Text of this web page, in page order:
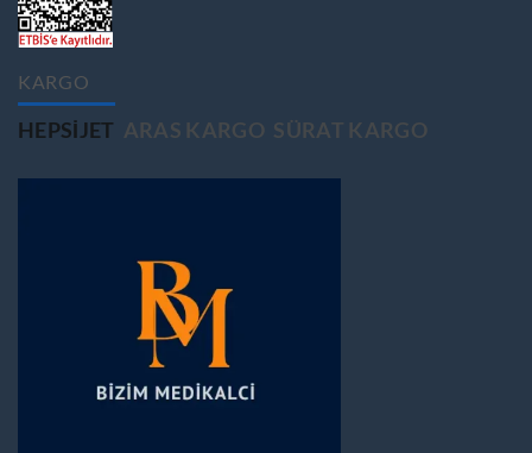
KARGO
HEPSIJET ARAS KARGO SÜRAT KARGO